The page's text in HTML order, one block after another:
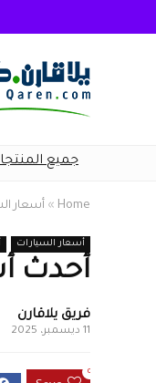
جميع
Home
» أسعار
أسعار السيارات
أحدث
فريق يلاقارن
11 ديسمبر، 2025
0